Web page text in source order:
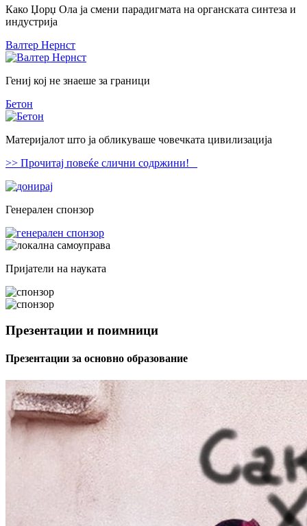
Како Џорџ Ола ја смени парадигмата на органската синтеза и
индустрија
Валтер Нернст
Гениј кој не знаеше за граници
Бетон
Материјалот што ја обликуваше човечката цивилизација
>> Прочитај повеќе слични содржини!
Генерален спонзор
Пријатели на науката
Презентации и поимници
Презентации за основно образование